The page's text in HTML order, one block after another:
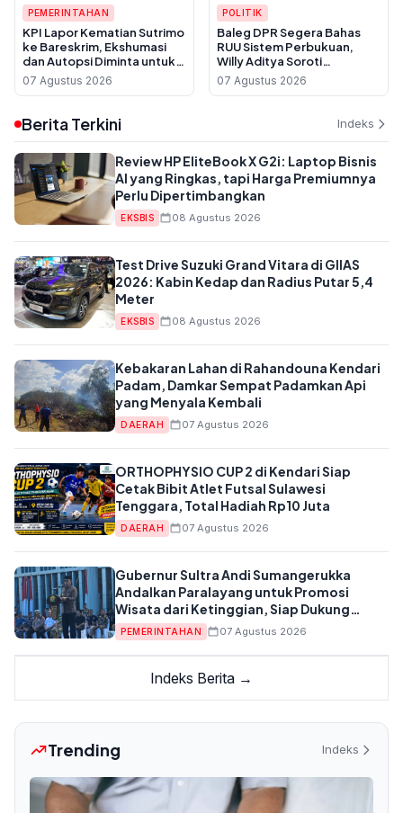
PEMERINTAHAN
KPI Lapor Kematian Sutrimo
ke Bareskrim, Ekshumasi
dan Autopsi Diminta untuk
Usut Dugaan Pembunuhan
07 Agustus 2026
POLITIK
Baleg DPR Segera Bahas
RUU Sistem Perbukuan,
Willy Aditya Soroti
Maraknya Penerbit Gulung
Tikar
07 Agustus 2026
Berita Terkini Indeks
Review HP EliteBook X G2i: Laptop Bisnis
AI yang Ringkas, tapi Harga Premiumnya
Perlu Dipertimbangkan
EKSBIS 08 Agustus 2026
Test Drive Suzuki Grand Vitara di GIIAS
2026: Kabin Kedap dan Radius Putar 5,4
Meter
EKSBIS 08 Agustus 2026
Kebakaran Lahan di Rahandouna Kendari
Padam, Damkar Sempat Padamkan Api
yang Menyala Kembali
DAERAH 07 Agustus 2026
ORTHOPHYSIO CUP 2 di Kendari Siap
Cetak Bibit Atlet Futsal Sulawesi
Tenggara, Total Hadiah Rp10 Juta
DAERAH 07 Agustus 2026
Gubernur Sultra Andi Sumangerukka
Andalkan Paralayang untuk Promosi
Wisata dari Ketinggian, Siap Dukung
Anggaran APBD
PEMERINTAHAN 07 Agustus 2026
Indeks Berita →
Trending Indeks